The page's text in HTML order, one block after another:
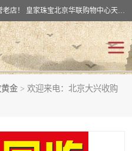
北京华联BHG mall集团购物中心十年信誉老店！ 皇家珠宝北京华联购物中心天时名苑店竭诚欢迎您。 北京市通州区（八通线）通州北苑地铁华联购物中心一层皇家珠宝 北京皇家珠宝通州黄金回收黄金首饰加工店（八通线: 通州北苑地铁华联店）：通州区通州北苑地铁华联购物中心一层皇家珠宝。
黄金 > 欢迎来电：北京大兴收购
回收钻石